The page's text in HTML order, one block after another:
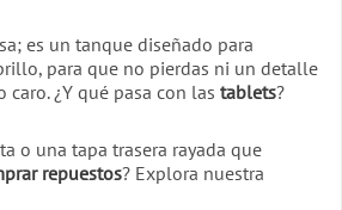
es un tanque diseñado para
para que no pierdas ni un detalle
¿Y qué pasa con las tablets?
o una tapa trasera rayada que
repuestos? Explora nuestra